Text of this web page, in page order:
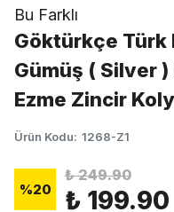
Bu Farklı
Göktürkçe Türk
Gümüş ( Silver )
Ezme Zincir
Ürün Kodu: 1268-Z1
%20
₺ 249.90
₺ 199.90